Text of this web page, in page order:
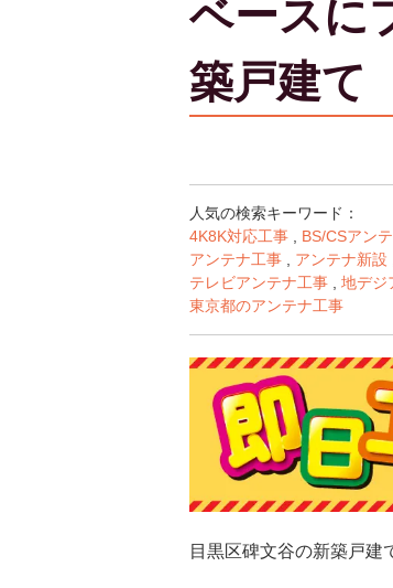
ベースに
築戸建て
人気の検索キーワード：
4K8K対応工事
BS/CSアン
アンテナ工事
アンテナ新設
テレビアンテナ工事
地デジ
東京都のアンテナ工事
目黒区碑文谷の新築戸建